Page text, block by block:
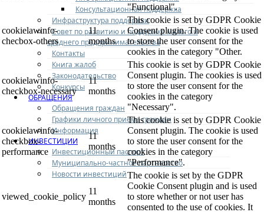
Консультационная поддержка
Инфраструктура поддержки
Совет по развитию и поддержке малого и
среднего предпринимательства
Контакты
Книга жалоб
Законодательство
Конкурсы
ОБРАЩЕНИЯ
Обращения граждан
Графики личного приема граждан
Информация
ИНВЕСТИЦИИ
Инвестиционный паспорт
Муниципально-частное партнерство
Новости инвестиций
"Functional".
cookielawinfo-
checbox-others
11
months
This cookie is set by GDPR Cookie
Consent plugin. The cookie is used
to store the user consent for the
cookies in the category "Other.
cookielawinfo-
checkbox-necessary
11
months
This cookie is set by GDPR Cookie
Consent plugin. The cookies is used
to store the user consent for the
cookies in the category
"Necessary".
cookielawinfo-
checkbox-
performance
11
months
This cookie is set by GDPR Cookie
Consent plugin. The cookie is used
to store the user consent for the
cookies in the category
"Performance".
viewed_cookie_policy
11
months
The cookie is set by the GDPR
Cookie Consent plugin and is used
to store whether or not user has
consented to the use of cookies. It